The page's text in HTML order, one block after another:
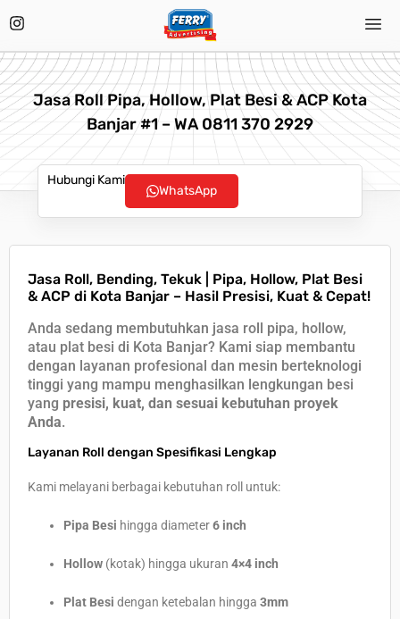
Jasa Roll Pipa, Hollow, Plat Besi & ACP Kota
Banjar #1 – WA 0811 370 2929
Hubungi Kami
WhatsApp
Jasa Roll, Bending, Tekuk | Pipa, Hollow, Plat Besi
& ACP di Kota Banjar – Hasil Presisi, Kuat & Cepat!
Anda sedang membutuhkan jasa roll pipa, hollow,
atau plat besi di Kota Banjar? Kami siap membantu
dengan layanan profesional dan mesin berteknologi
tinggi yang mampu menghasilkan lengkungan besi
yang presisi, kuat, dan sesuai kebutuhan proyek
Anda.
Layanan Roll dengan Spesifikasi Lengkap
Kami melayani berbagai kebutuhan roll untuk:
Pipa Besi hingga diameter6 inch
Hollow (kotak) hingga ukuran 4×4 inch
Plat Besi dengan ketebalan hingga 3mm